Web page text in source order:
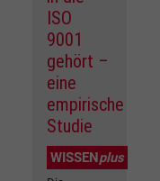
ISO
9001
gehört –
eine
empirische
Studie
WISSENplus